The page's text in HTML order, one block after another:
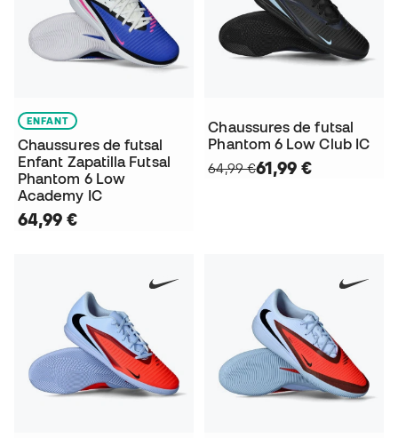
ENFANT
Chaussures de futsal
Enfant Zapatilla Futsal
Phantom 6 Low
Academy IC
64,99 €
Chaussures de futsal
Phantom 6 Low Club IC
64,99 €61,99 €